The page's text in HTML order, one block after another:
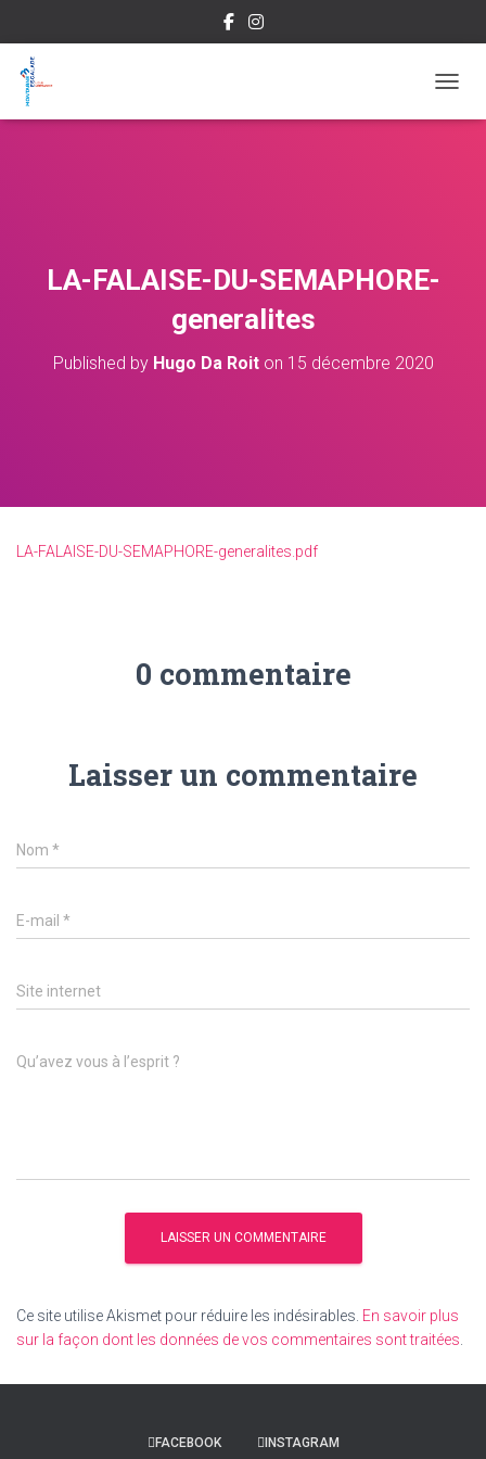
LA-FALAISE-DU-SEMAPHORE-
generalites
Published by Hugo Da Roiton 15 décembre 2020
LA-FALAISE-DU-SEMAPHORE-generalites.pdf
0 commentaire
Laisser un commentaire
Nom *
E-mail *
Site internet
Qu’avez vous à l’esprit ?
Ce site utilise Akismet pour réduire les indésirables. En savoir plus
sur la façon dont les données de vos commentaires sont traitées
FACEBOOK INSTAGRAM